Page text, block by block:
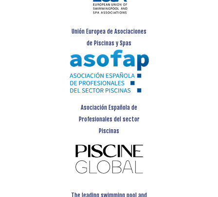
Unión Europea de Asociaciones
de Piscinas y Spas
Asociación Española de
Profesionales del sector
Piscinas
The leading swimming pool and